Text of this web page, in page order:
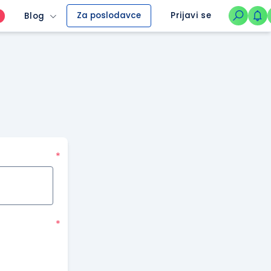
Blog Za poslodavce Prijavi se
*
*